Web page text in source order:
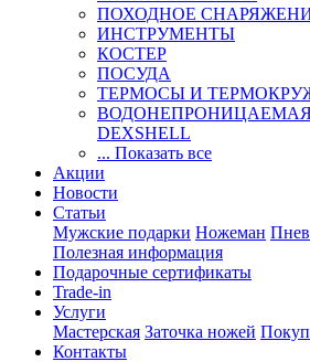
ПОХОДНОЕ
ИНСТРУМЕНТЫ
КОСТЕР
ПОСУДА
ТЕРМОСЫ И
DEXSHELL
... Показать все
Акции
Новости
Статьи
Мужские подарки Ножеман
Полезная информация
Подарочные сертификаты
Trade-in
Услуги
Мастерская Заточка ножей
Контакты